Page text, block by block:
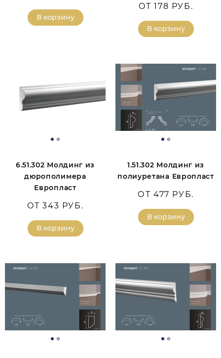
В корзину
ОТ 178 РУБ.
В корзину
6.51.302 Молдинг из
дюрополимера
Европласт
ОТ 343 РУБ.
В корзину
1.51.302 Молдинг из
полиуретана Европласт
ОТ 477 РУБ.
В корзину